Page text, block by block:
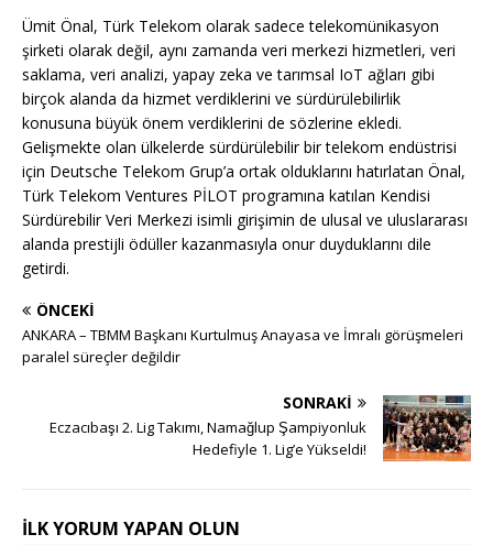
Ümit Önal, Türk Telekom olarak sadece telekomünikasyon
şirketi olarak değil, aynı zamanda veri merkezi hizmetleri, veri
saklama, veri analizi, yapay zeka ve tarımsal IoT ağları gibi
birçok alanda da hizmet verdiklerini ve sürdürülebilirlik
konusuna büyük önem verdiklerini de sözlerine ekledi.
Gelişmekte olan ülkelerde sürdürülebilir bir telekom endüstrisi
için Deutsche Telekom Grup’a ortak olduklarını hatırlatan Önal,
Türk Telekom Ventures PİLOT programına katılan Kendisi
Sürdürebilir Veri Merkezi isimli girişimin de ulusal ve uluslararası
alanda prestijli ödüller kazanmasıyla onur duyduklarını dile
getirdi.
ÖNCEKI
ANKARA – TBMM Başkanı Kurtulmuş Anayasa ve İmralı görüşmeleri
paralel süreçler değildir
SONRAKI
Eczacıbaşı 2. Lig Takımı, Namağlup Şampiyonluk
Hedefiyle 1. Lig’e Yükseldi!
İLK YORUM YAPAN OLUN